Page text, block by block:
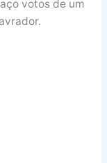
votos de um